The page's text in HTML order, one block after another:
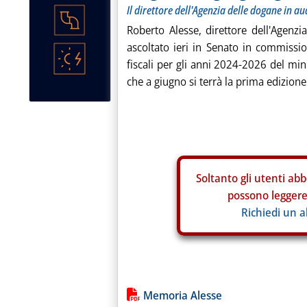
Il direttore dell'Agenzia delle dogane in
Roberto Alesse, direttore
ascoltato ieri in Senato in
fiscali per gli anni 2024-2026 del
che a giugno si terrà la prima
Soltanto gli utenti
possono
Richiedi un
Lista allegati PDF alla notizia
Memoria Alesse